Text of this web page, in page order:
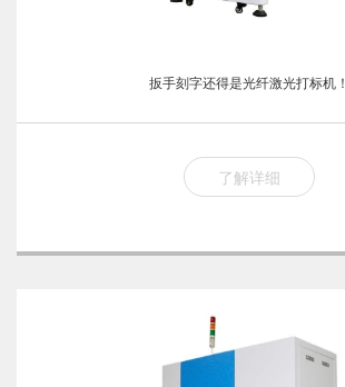
扳手刻字还得是光纤激光打标机！
了解详细